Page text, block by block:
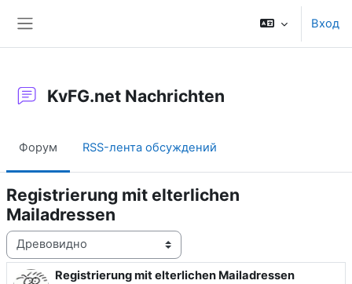
Вход
KvFG.net Nachrichten
Форум RSS-лента обсуждений
Registrierung mit elterlichen
Mailadressen
Режим отображения
Registrierung mit elterlichen Mailadressen
Количество ответов: 0